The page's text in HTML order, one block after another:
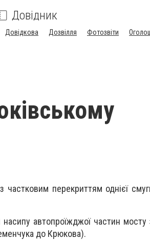
Довідник
Довідкова Дозвілля Фотозвіти
перекриттям однієї
автопроїжджої частин мосту
до Крюкова).